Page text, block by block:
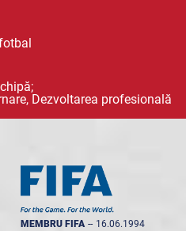
Dezvoltarea profesională
MEMBRU FIFA -- 16.06.1994